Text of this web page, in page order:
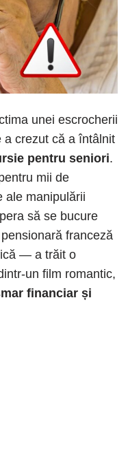
unei escrocherii
a crezut că a întâlnit
pentru seniori.
mii de
ale manipulării
să se bucure
franceză
— a trăit o
un film romantic,
financiar și